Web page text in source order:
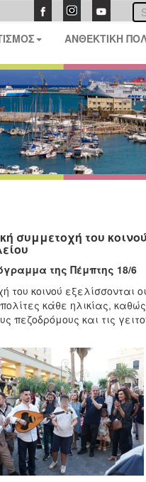
ΑΝΘΕΚΤΙΚΗ
συμμετοχή του
18/6
του κοινού εξελίσσονται
κάθε ηλικίας,
πεζοδρόμους και τις